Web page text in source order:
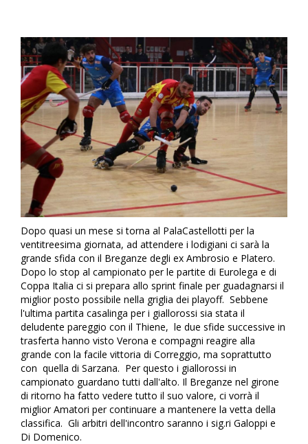
Dopo quasi un mese si torna al PalaCastellotti per la
ventitreesima giornata, ad attendere i lodigiani ci sarà la
grande sfida con il Breganze degli ex Ambrosio e Platero.
Dopo lo stop al campionato per le partite di Eurolega e di
Coppa Italia ci si prepara allo sprint finale per guadagnarsi il
miglior posto possibile nella griglia dei playoff. Sebbene
l'ultima partita casalinga per i giallorossi sia stata il
deludente pareggio con il Thiene, le due sfide successive in
trasferta hanno visto Verona e compagni reagire alla
grande con la facile vittoria di Correggio, ma soprattutto
con quella di Sarzana. Per questo i giallorossi in
campionato guardano tutti dall'alto. Il Breganze nel girone
di ritorno ha fatto vedere tutto il suo valore, ci vorrà il
miglior Amatori per continuare a mantenere la vetta della
classifica. Gli arbitri dell'incontro saranno i sig.ri Galoppi e
Di Domenico.